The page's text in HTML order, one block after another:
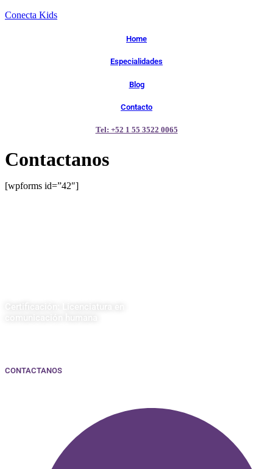
Conecta Kids
Home
Especialidades
Blog
Contacto
Tel: +52 1 55 3522 0065
Contactanos
[wpforms id=”42″]
CONTACTANOS